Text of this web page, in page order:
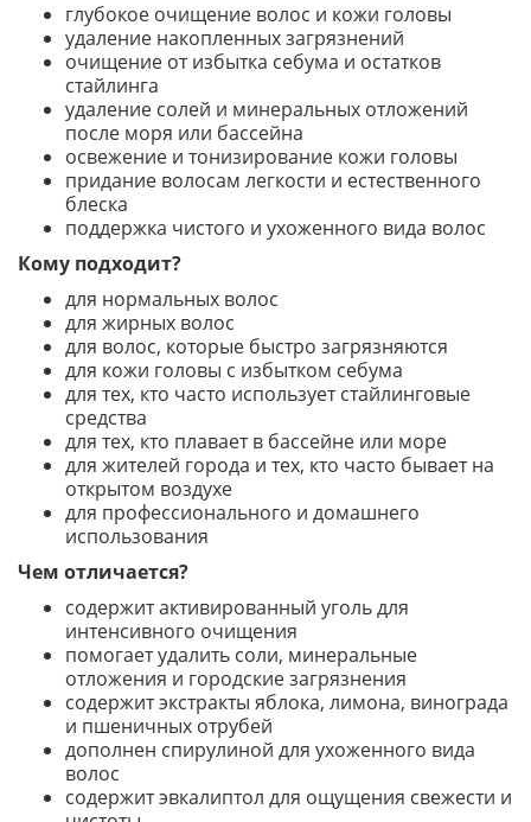
глубокое очищение волос и кожи головы
удаление накопленных загрязнений
очищение от избытка себума и остатков
стайлинга
удаление солей и минеральных отложений
после моря или бассейна
освежение и тонизирование кожи головы
придание волосам легкости и естественного
блеска
поддержка чистого и ухоженного вида волос
Кому подходит?
для нормальных волос
для жирных волос
для волос, которые быстро загрязняются
для кожи головы с избытком себума
для тех, кто часто использует стайлинговые
средства
для тех, кто плавает в бассейне или море
для жителей города и тех, кто часто бывает на
открытом воздухе
для профессионального и домашнего
использования
Чем отличается?
содержит активированный уголь для
интенсивного очищения
помогает удалить соли, минеральные
отложения и городские загрязнения
содержит экстракты яблока, лимона, винограда
и пшеничных отрубей
дополнен спирулиной для ухоженного вида
волос
содержит эвкалиптол для ощущения свежести и